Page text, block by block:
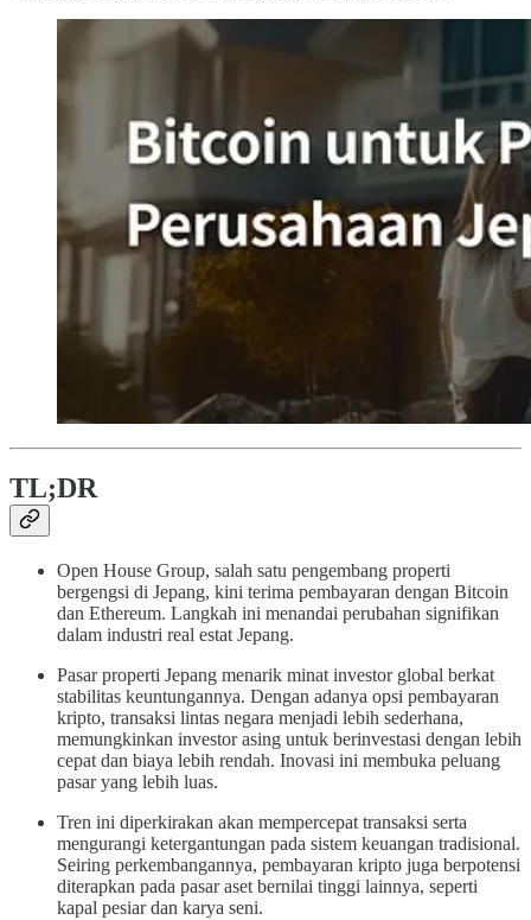
TL;DR
Open House Group, salah satu pengembang properti
bergengsi di Jepang, kini terima pembayaran dengan Bitcoin
dan Ethereum. Langkah ini menandai perubahan signifikan
dalam industri real estat Jepang.
Pasar properti Jepang menarik minat investor global berkat
stabilitas keuntungannya. Dengan adanya opsi pembayaran
kripto, transaksi lintas negara menjadi lebih sederhana,
memungkinkan investor asing untuk berinvestasi dengan lebih
cepat dan biaya lebih rendah. Inovasi ini membuka peluang
pasar yang lebih luas.
Tren ini diperkirakan akan mempercepat transaksi serta
mengurangi ketergantungan pada sistem keuangan tradisional.
Seiring perkembangannya, pembayaran kripto juga berpotensi
diterapkan pada pasar aset bernilai tinggi lainnya, seperti
kapal pesiar dan karya seni.